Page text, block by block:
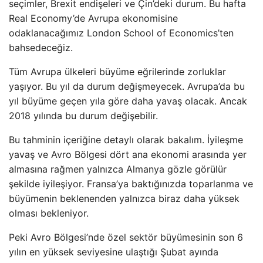
seçimler, Brexit endişeleri ve Çin’deki durum. Bu hafta
Real Economy’de Avrupa ekonomisine
odaklanacağımız London School of Economics’ten
bahsedeceğiz.
Tüm Avrupa ülkeleri büyüme eğrilerinde zorluklar
yaşıyor. Bu yıl da durum değişmeyecek. Avrupa’da bu
yıl büyüme geçen yıla göre daha yavaş olacak. Ancak
2018 yılında bu durum değişebilir.
Bu tahminin içeriğine detaylı olarak bakalım. İyileşme
yavaş ve Avro Bölgesi dört ana ekonomi arasında yer
almasına rağmen yalnızca Almanya gözle görülür
şekilde iyileşiyor. Fransa’ya baktığınızda toparlanma ve
büyümenin beklenenden yalnızca biraz daha yüksek
olması bekleniyor.
Peki Avro Bölgesi’nde özel sektör büyümesinin son 6
yılın en yüksek seviyesine ulaştığı Şubat ayında